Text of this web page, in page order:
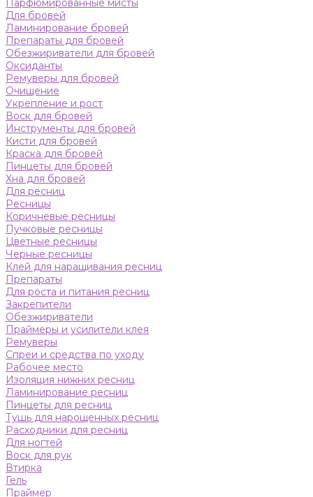
Парфюмированные мисты
Для бровей
Ламинирование бровей
Препараты для бровей
Обезжириватели для бровей
Оксиданты
Ремуверы для бровей
Очищение
Укрепление и рост
Воск для бровей
Инструменты для бровей
Кисти для бровей
Краска для бровей
Пинцеты для бровей
Хна для бровей
Для ресниц
Ресницы
Коричневые ресницы
Пучковые ресницы
Цветные ресницы
Черные ресницы
Клей для наращивания ресниц
Препараты
Для роста и питания ресниц
Закрепители
Обезжириватели
Праймеры и усилители клея
Ремуверы
Спреи и средства по уходу
Рабочее место
Изоляция нижних ресниц
Ламинирование ресниц
Пинцеты для ресниц
Тушь для нарощенных ресниц
Расходники для ресниц
Для ногтей
Воск для рук
Втирка
Гель
Праймер